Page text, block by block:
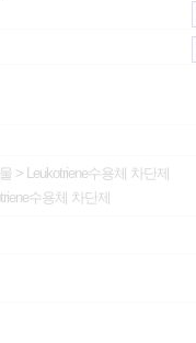
> Leukotriene수용체 차단제
수용체 차단제